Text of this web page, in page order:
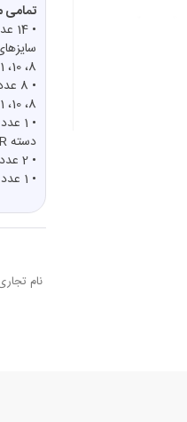
تمامی
8، 10، 11، 12، 13، 14، 15، 16، 17، 18، 19، 21، 22 و 24 میلی‌متر
• 8 عدد بکس بلند شش‌پر طول 63mm در سایزهای:
8، 10، 11، 12، 13، 14، 17 و 19 میلی‌متر
دسته TPR
• 2 عدد رابط بکس در اندازه‌های 3 و 6 اینچ (75 و 150 میلی‌متر)
• 1 عدد رابط بکس لقلقه‌ای
نام